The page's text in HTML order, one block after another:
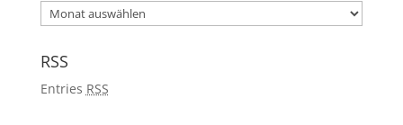
Jahre
RSS
Entries RSS